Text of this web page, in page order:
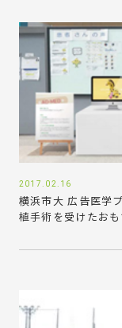
2017.02.16
横浜市大 広告医学
植手術を受けたお